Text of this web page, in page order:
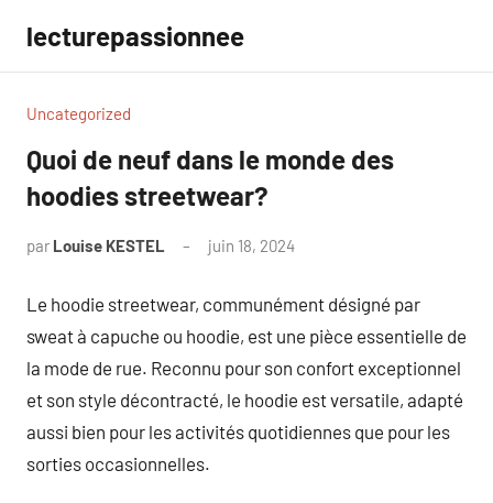
contenu
lecturepassionnee
Uncategorized
Quoi de neuf dans le monde des
hoodies streetwear?
par Louise KESTEL juin 18, 2024
Le hoodie streetwear, communément désigné par
sweat à capuche ou hoodie, est une pièce essentielle de
la mode de rue. Reconnu pour son confort exceptionnel
et son style décontracté, le hoodie est versatile, adapté
aussi bien pour les activités quotidiennes que pour les
sorties occasionnelles.